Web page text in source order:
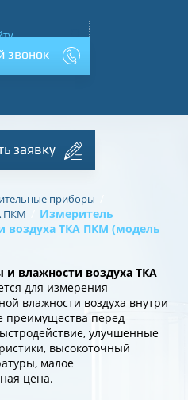
звонок
заявку
приборы
ПКМ
Измеритель
воздуха ТКА ПКМ (модель
влажности воздуха ТКА
для измерения
влажности воздуха внутри
перед
улучшенные
высокоточный
малое
цена.